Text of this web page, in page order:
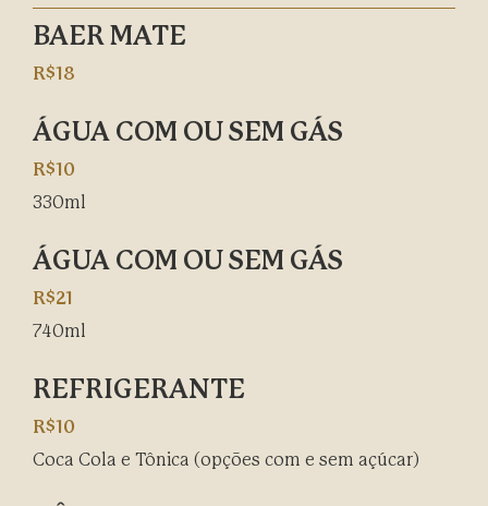
BAER MATE
R$18
ÁGUA COM OU SEM GÁS
R$10
330ml
ÁGUA COM OU SEM GÁS
R$21
740ml
REFRIGERANTE
R$10
Coca Cola e Tônica (opções com e sem açúcar)